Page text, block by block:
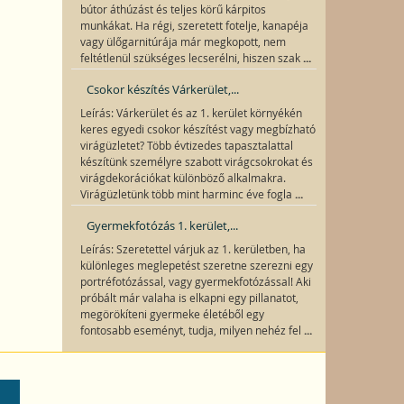
bútor áthúzást és teljes körű kárpitos
munkákat. Ha régi, szeretett fotelje, kanapéja
vagy ülőgarnitúrája már megkopott, nem
feltétlenül szükséges lecserélni, hiszen szak ...
Csokor készítés Várkerület,...
Leírás: Várkerület és az 1. kerület környékén
keres egyedi csokor készítést vagy megbízható
virágüzletet? Több évtizedes tapasztalattal
készítünk személyre szabott virágcsokrokat és
virágdekorációkat különböző alkalmakra.
Virágüzletünk több mint harminc éve fogla ...
Gyermekfotózás 1. kerület,...
Leírás: Szeretettel várjuk az 1. kerületben, ha
különleges meglepetést szeretne szerezni egy
portréfotózással, vagy gyermekfotózással! Aki
próbált már valaha is elkapni egy pillanatot,
megörökíteni gyermeke életéből egy
fontosabb eseményt, tudja, milyen nehéz fel ...